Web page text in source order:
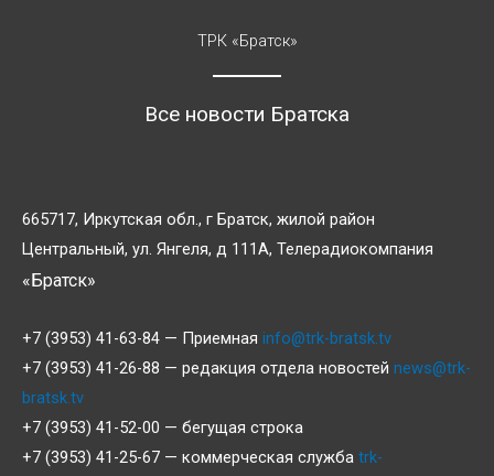
ТРК «Братск»
Все новости Братска
665717, Иркутская обл., г Братск, жилой район
Центральный, ул. Янгеля, д 111А, Телерадиокомпания
«Братск»
+7 (3953) 41-63-84 — Приемная info@trk-bratsk.tv
+7 (3953) 41-26-88 — редакция отдела новостей news@trk-
bratsk.tv
+7 (3953) 41-52-00 — бегущая строка
+7 (3953) 41-25-67 — коммерческая служба trk-